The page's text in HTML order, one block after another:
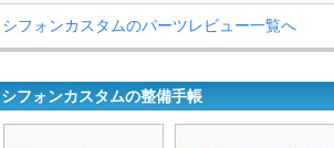
シフォンカスタムのパーツレビュー一覧へ
シフォンカスタムの整備手帳